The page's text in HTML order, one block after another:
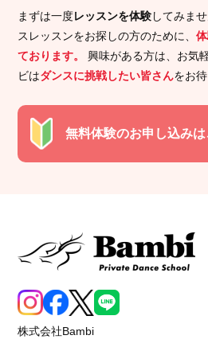
まずは一度レッスンを体験してみま
スレッスンをお探しの方のために、
ております。
興味がある方は、お気
ビはダンスに挑戦したい皆さんをお
無料体験のお申し込みは
株式会社Bambi